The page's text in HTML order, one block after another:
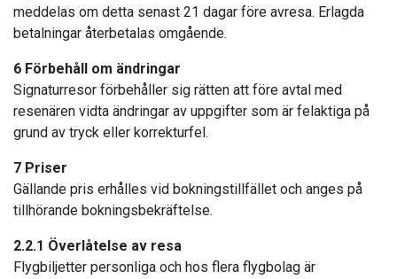
meddelas om detta senast 21 dagar före avresa. Erlagda
betalningar återbetalas omgående.
6 Förbehåll om ändringar
Signaturresor förbehåller sig rätten att före avtal med
resenären vidta ändringar av uppgifter som är felaktiga på
grund av tryck eller korrekturfel.
7 Priser
Gällande pris erhålles vid bokningstillfället och anges på
tillhörande bokningsbekräftelse.
2.2.1 Överlåtelse av resa
Flygbiljetter personliga och hos flera flygbolag är